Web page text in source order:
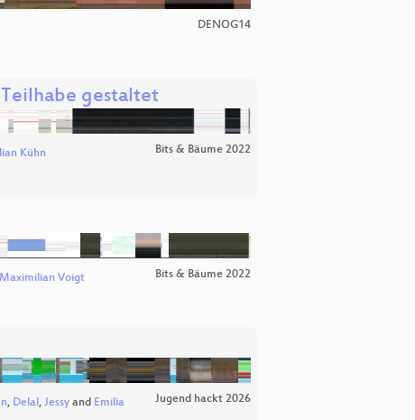
DENOG14
gestaltet
Kühn Bits & Bäume 2022
Maximilian Voigt Bits & Bäume 2022
, Delal , Jessyand Emilia Jugend hackt 2026